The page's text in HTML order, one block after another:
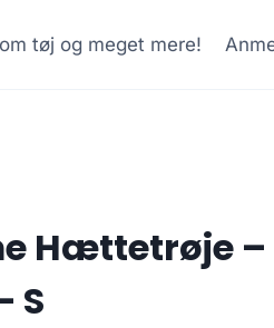
tøj og meget mere!
Hættetrøje –
S